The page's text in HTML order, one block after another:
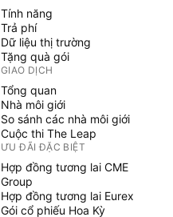
Tính năng
Trả phí
Dữ liệu thị trường
Tặng quà gói
GIAO DỊCH
Tổng quan
Nhà môi giới
So sánh các nhà môi giới
Cuộc thi The Leap
ƯU ĐÃI ĐẶC BIỆT
Hợp đồng tương lai CME
Group
Hợp đồng tương lai Eurex
Gói cổ phiếu Hoa Kỳ